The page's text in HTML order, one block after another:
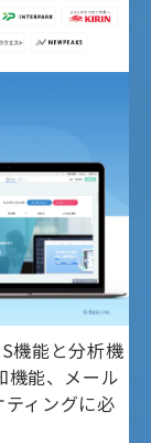
機能と分析機
機能、メール
ィングに必